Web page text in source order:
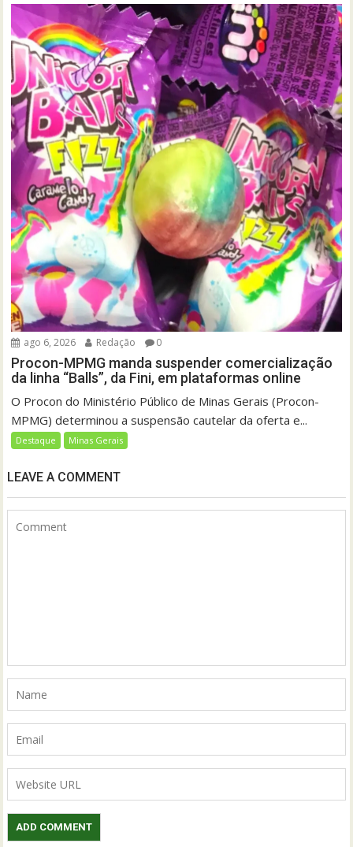
ago 6, 2026 Redação 0
Procon-MPMG manda suspender comercialização
da linha “Balls”, da Fini, em plataformas online
O Procon do Ministério Público de Minas Gerais (Procon-
MPMG) determinou a suspensão cautelar da oferta e...
Destaque Minas Gerais
LEAVE A COMMENT